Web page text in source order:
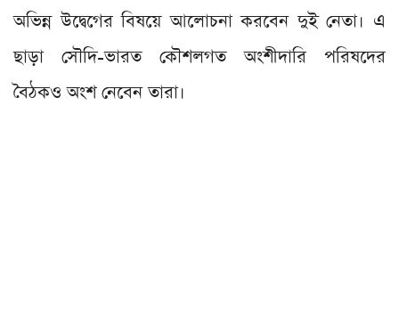
অভিন্ন উদ্বেগের বিষয়ে আলোচনা করবেন দুই নেতা। এ
ছাড়া সৌদি-ভারত কৌশলগত অংশীদারি পরিষদের
বৈঠকও অংশ নেবেন তারা।